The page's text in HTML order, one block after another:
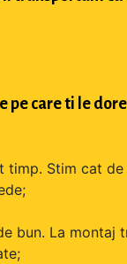
care ti le
Stim cat
bun. La montaj